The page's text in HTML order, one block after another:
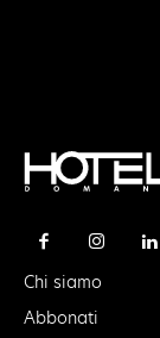
Chi siamo
Abbonati